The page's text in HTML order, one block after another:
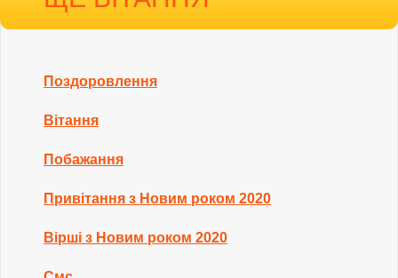
Поздоровлення
Вітання
Побажання
Привітання з Новим роком 2020
Вірші з Новим роком 2020